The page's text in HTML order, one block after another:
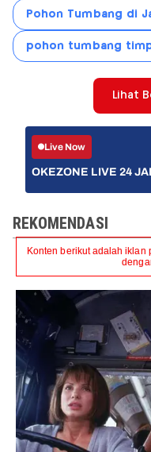
Pohon Tumbang di
pohon tumbang
Lihat
Live Now
OKEZONE LIVE 24